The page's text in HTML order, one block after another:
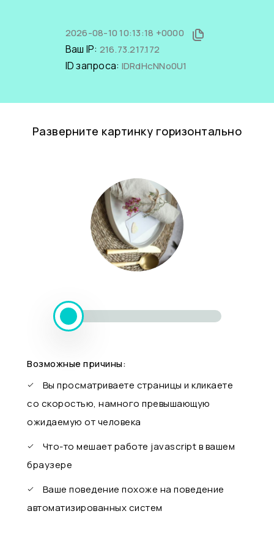
2026-08-10 10:13:18 +0000
Ваш IP: 216.73.217.172
ID запроса: IDRdHcNNo0U1
Разверните картинку горизонтально
Возможные причины:
Вы просматриваете страницы и кликаете
со скоростью, намного превышающую
ожидаемую от человека
Что-то мешает работе javascript в вашем
браузере
Ваше поведение похоже на поведение
автоматизированных систем